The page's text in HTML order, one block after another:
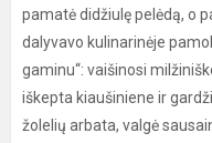
pamatė didžiulę pelėdą, o
dalyvavo kulinarinėje
gaminu“: vaišinosi
iškepta kiaušiniene ir
žolelių arbata, valgė